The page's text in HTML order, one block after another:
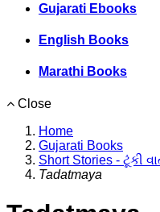
Gujarati Ebooks
English Books
Marathi Books
Close
Home
Gujarati Books
Short Stories - ટૂંકી
Tadatmaya